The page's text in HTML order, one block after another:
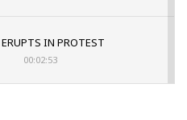
ERUPTS IN PROTEST
00:02:53